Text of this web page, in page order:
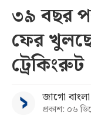
৩৯ বছর
ফের খুলছে
ট্রেকিংরুট
জাগো
প্রকাশ: ০৬